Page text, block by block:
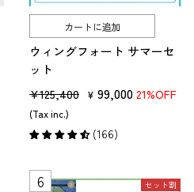
カートに追加
ウィングフォート サマーセ
ット
販
売
価
¥125,400 セ
ル
¥ 99,000 21%OFF
(Tax inc.)
(166)
セット割